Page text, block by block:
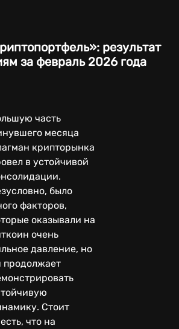
результат
за февраль 2026 года
часть
месяца
крипторынка
в устойчивой
было
факторов,
оказывали на
очень
давление, но
продолжает
Стоит
что на